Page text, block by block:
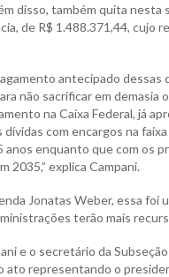
disso, também quita
de R$ 1.488.371,44, cujo
antecipado dessas
não sacrificar em
na Caixa Federal, já
com encargos na
anos enquanto que com os
2035,” explica Campani.
Jonatas Weber, essa foi
terão mais
e o secretário da
ato representando o